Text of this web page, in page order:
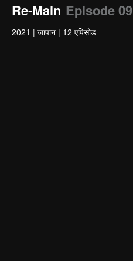
Re-Main Episode 09
2021 | जापान | 12 एपिसोड